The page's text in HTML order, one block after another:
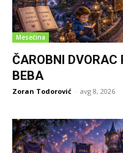
Mesečina
ČAROBNI
BEBA
Zoran Todorović - avg 8, 2026